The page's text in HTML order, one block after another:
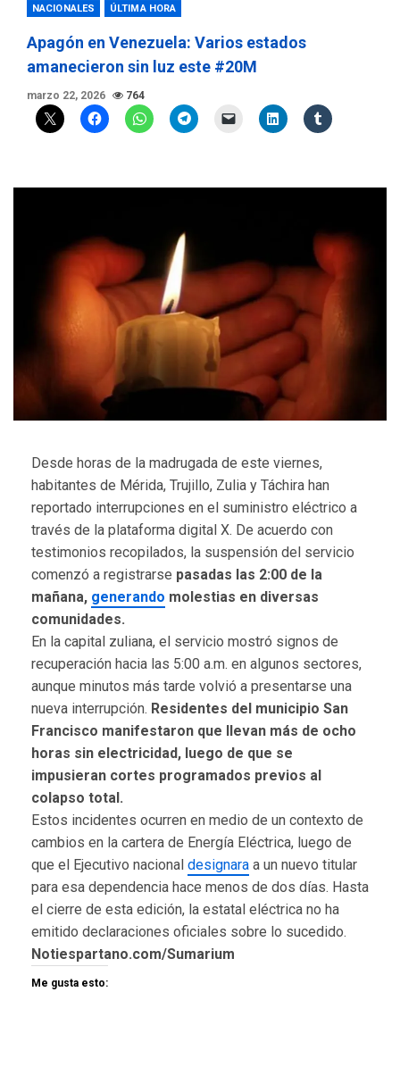
NACIONALES ÚLTIMA HORA
Apagón en Venezuela: Varios estados
amanecieron sin luz este #20M
marzo 22, 2026 764
Desde horas de la madrugada de este viernes,
habitantes de Mérida, Trujillo, Zulia y Táchira han
reportado interrupciones en el suministro eléctrico a
través de la plataforma digital X. De acuerdo con
testimonios recopilados, la suspensión del servicio
comenzó a registrarse pasadas las 2:00 de la
mañana, generando molestias en diversas
comunidades.
En la capital zuliana, el servicio mostró signos de
recuperación hacia las 5:00 a.m. en algunos sectores,
aunque minutos más tarde volvió a presentarse una
nueva interrupción. Residentes del municipio San
Francisco manifestaron que llevan más de ocho
horas sin electricidad, luego de que se
impusieran cortes programados previos al
colapso total.
Estos incidentes ocurren en medio de un contexto de
cambios en la cartera de Energía Eléctrica, luego de
que el Ejecutivo nacional designara a un nuevo titular
para esa dependencia hace menos de dos días. Hasta
el cierre de esta edición, la estatal eléctrica no ha
emitido declaraciones oficiales sobre lo sucedido.
Notiespartano.com/Sumarium
Me gusta esto: